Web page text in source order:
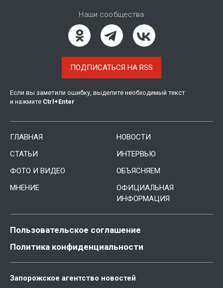
Наши сообщества
ПОДПИСАТЬСЯ НА RSS
Если вы заметили ошибку, выделите необходимый текст
и нажмите Ctrl +Enter
ГЛАВНАЯ
НОВОСТИ
СТАТЬИ
ИНТЕРВЬЮ
ФОТО И ВИДЕО
ОБЪЯСНЯЕМ
МНЕНИЕ
ОФИЦИАЛЬНАЯ
ИНФОРМАЦИЯ
Пользовательское соглашение
Политика конфиденциальности
Запорожское агентство новостей